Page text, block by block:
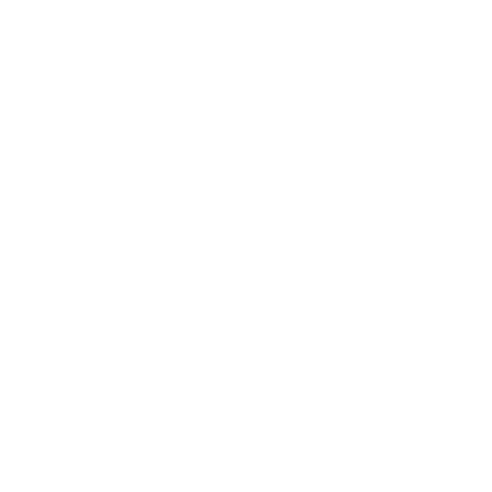
de confidentialité, en garantissant la conformité avec